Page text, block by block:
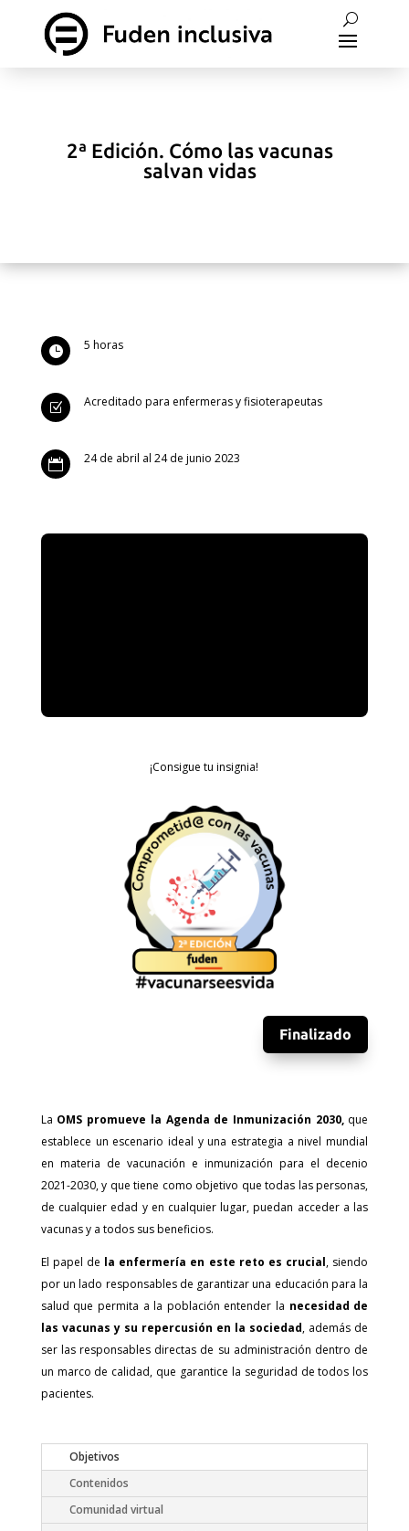
2ª Edición. Cómo las vacunas
salvan vidas
 5 horas
Z Acreditado para enfermeras y fisioterapeutas
 24 de abril al 24 de junio 2023
¡Consigue tu insignia!
Finalizado
La OMS promueve la Agenda de Inmunización 2030,que
establece un escenario ideal y una estrategia a nivel mundial
en materia de vacunación e inmunización para el decenio
2021-2030, y que tiene como objetivo que todas las personas,
de cualquier edad y en cualquier lugar, puedan acceder a las
vacunas y a todos sus beneficios.
El papel de la enfermería en este reto es crucial, siendo
por un lado responsables de garantizar una educación para la
salud que permita a la población entender la necesidad de
las vacunas y su repercusión en la sociedad, además de
ser las responsables directas de su administración dentro de
un marco de calidad, que garantice la seguridad de todos los
pacientes.
Objetivos
Contenidos
Comunidad virtual